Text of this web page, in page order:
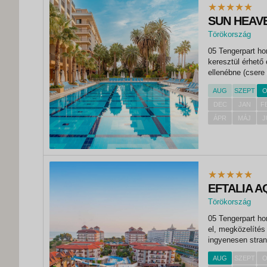
SUN
Törökország
Konakli
05 Tengerpart
keresztül
ellenébne
ingyenesen
fitneszterem
AUG SZEPT
DEC
JAN
ÁPR
MÁJ
EFTALIA
Törökország
Konakli
05 Tengerpart
el, megközelítés
ingyenesen
animációs
teniszpálya
AUG SZEPT